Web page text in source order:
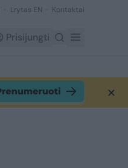
Lrytas EN Kontaktai
Prisijungti